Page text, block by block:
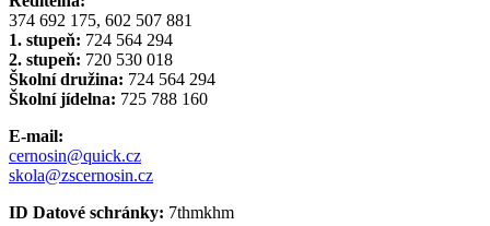
374 692 175, 602 507 881
1. stupeň: 724 564 294
2. stupeň: 720 530 018
Školní družina: 724 564 294
Školní jídelna: 725 788 160
E-mail:
cernosin@quick.cz
skola@zscernosin.cz
ID Datové schránky: 7thmkhm